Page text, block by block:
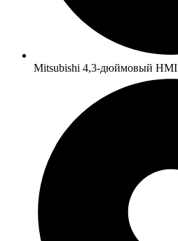
Mitsubishi 4,3-дюймовый HMI